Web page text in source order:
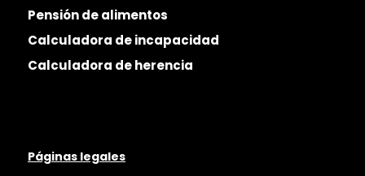
Pensión de alimentos
Calculadora de incapacidad
Calculadora de herencia
Páginas legales